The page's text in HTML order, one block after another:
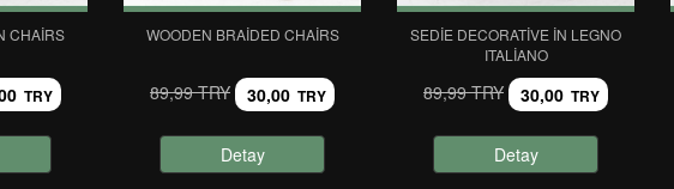
CHAIRS
TRY
WOODEN BRAIDED CHAIRS
89,99 TRY 30,00 TRY
Detay
SEDIE DECORATIVE IN LEGNO
ITALIANO
89,99 TRY 30,00 TRY
Detay